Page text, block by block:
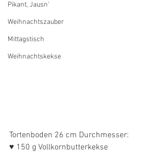
Pikant, Jausn'
Weihnachtszauber
Mittagstisch
Weihnachtskekse
Tortenboden 26 cm Durchmesser:
♥ 150 g Vollkornbutterkekse